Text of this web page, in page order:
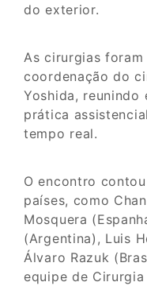
do exterior.
As cirurgias
coordenação do
Yoshida, reunindo
prática
tempo real.
O encontro
países, como
Mosquera
(Argentina), Luis
Álvaro Razuk
equipe de